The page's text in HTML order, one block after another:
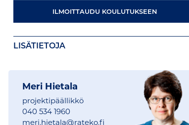
ILMOITTAUDU KOULUTUKSEEN
LISÄTIETOJA
Meri Hietala
projektipäällikkö
040 534 1960
meri.hietala@rateko.fi